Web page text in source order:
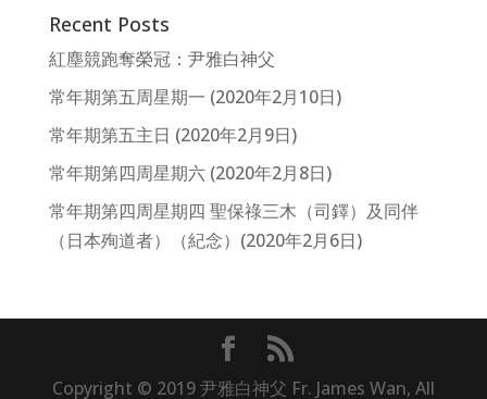
Recent Posts
紅塵競跑奪榮冠：尹雅白神父
常年期第五周星期一 (2020年2月10日)
常年期第五主日 (2020年2月9日)
常年期第四周星期六 (2020年2月8日)
常年期第四周星期四 聖保祿三木（司鐸）及同伴
（日本殉道者）（紀念）(2020年2月6日)
Copyright © 2019 尹雅白神父 Fr. James Wan, All